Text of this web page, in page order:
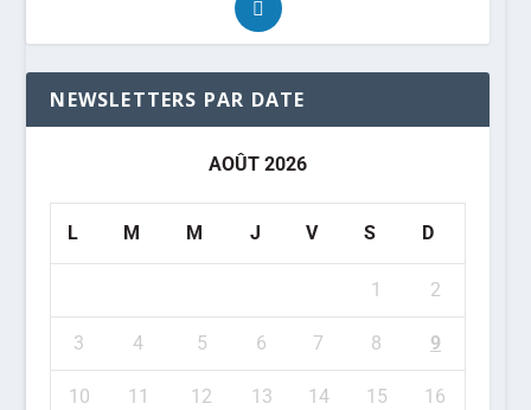
NEWSLETTERS PAR DATE
AOÛT 2026
L M M J V S D
1 2
3 4 5 6 7 8 9
10 11 12 13 14 15 16